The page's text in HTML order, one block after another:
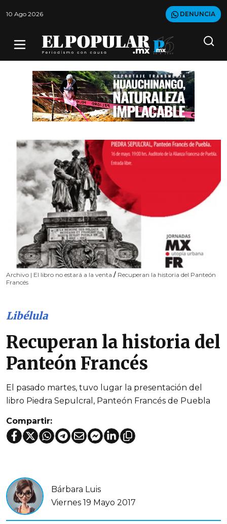
10 Ago 2026 DENUNCIA
Archivo | El libro no estará a la venta / Recuperan la historia del Panteón
Francés
Libélula
Recuperan la historia del
Panteón Francés
El pasado martes, tuvo lugar la presentación del
libro Piedra Sepulcral, Panteón Francés de Puebla
Compartir:
Bárbara Luis
Viernes 19 Mayo 2017